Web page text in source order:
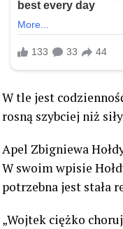
W tle jest
rosną szybciej niż
Apel Zbigniewa
W swoim wpisie
potrzebna jest stała
„Wojtek ciężko